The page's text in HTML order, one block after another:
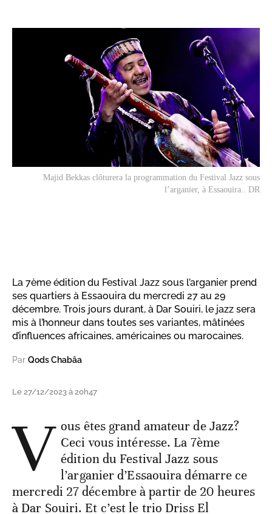
Majid Bekkas clôturera la programmation du Festival Jazz sous
l’arganier, à Essaouira.. DR
La 7ème édition du Festival Jazz sous l’arganier prend
ses quartiers à Essaouira du mercredi 27 au 29
décembre. Trois jours durant, à Dar Souiri, le jazz sera
mis à l’honneur dans toutes ses variantes, mâtinées
d’influences africaines, américaines ou marocaines.
Par Qods Chabâa
Le 27/12/2023 à 20h47
V ous êtes grand amateur de Jazz?
Ceci vous intéresse. La 7ème
édition du Festival Jazz sous
l’arganier d’Essaouira démarre ce
mercredi 27 décembre à partir de 20 heures
à Dar Souiri. Et c’est le trio Driss El